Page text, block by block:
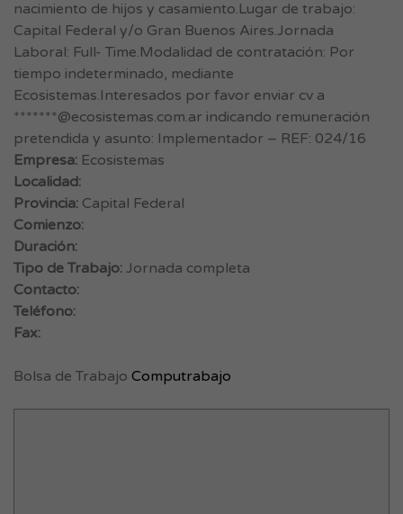
nacimiento de hijos y casamiento.Lugar de trabajo:
Capital Federal y/o Gran Buenos Aires.Jornada
Laboral: Full- Time.Modalidad de contratación: Por
tiempo indeterminado, mediante
Ecosistemas.Interesados por favor enviar cv a
*******@ecosistemas.com.ar indicando remuneración
pretendida y asunto: Implementador – REF: 024/16
Empresa: Ecosistemas
Localidad:
Provincia: Capital Federal
Comienzo:
Duración:
Tipo de Trabajo: Jornada completa
Contacto:
Teléfono:
Fax:
Bolsa de Trabajo Computrabajo